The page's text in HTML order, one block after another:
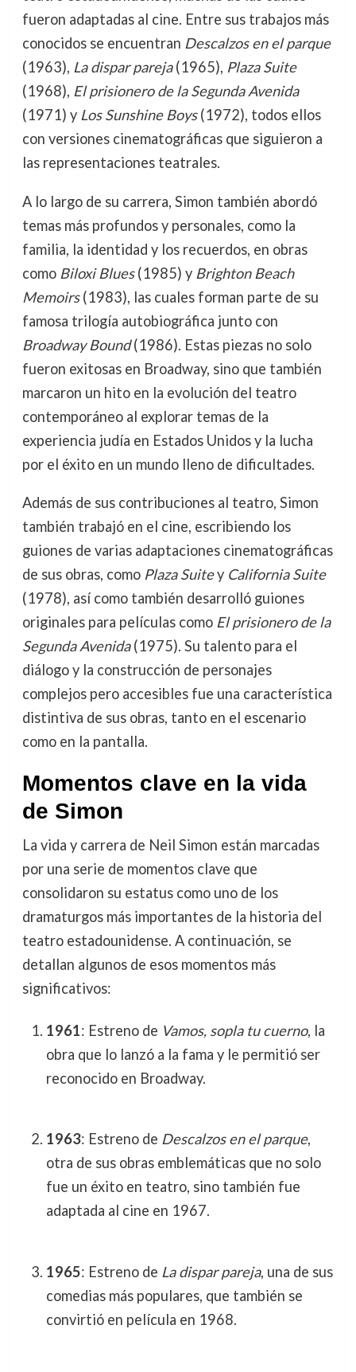
fueron adaptadas al cine. Entre sus trabajos más
conocidos se encuentran Descalzos en el parque
(1963), La dispar pareja(1965), Plaza Suite
(1968), El prisionero de la Segunda Avenida
(1971) y Los Sunshine Boys(1972), todos ellos
con versiones cinematográficas que siguieron a
las representaciones teatrales.
A lo largo de su carrera, Simon también abordó
temas más profundos y personales, como la
familia, la identidad y los recuerdos, en obras
como Biloxi Blues(1985) y Brighton Beach
Memoirs(1983), las cuales forman parte de su
famosa trilogía autobiográfica junto con
Broadway Bound(1986). Estas piezas no solo
fueron exitosas en Broadway, sino que también
marcaron un hito en la evolución del teatro
contemporáneo al explorar temas de la
experiencia judía en Estados Unidos y la lucha
por el éxito en un mundo lleno de dificultades.
Además de sus contribuciones al teatro, Simon
también trabajó en el cine, escribiendo los
guiones de varias adaptaciones cinematográficas
de sus obras, como Plaza Suitey California Suite
(1978), así como también desarrolló guiones
originales para películas como El prisionero de la
Segunda Avenida(1975). Su talento para el
diálogo y la construcción de personajes
complejos pero accesibles fue una característica
distintiva de sus obras, tanto en el escenario
como en la pantalla.
Momentos clave en la vida
de Simon
La vida y carrera de Neil Simon están marcadas
por una serie de momentos clave que
consolidaron su estatus como uno de los
dramaturgos más importantes de la historia del
teatro estadounidense. A continuación, se
detallan algunos de esos momentos más
significativos:
1961: Estreno de Vamos, sopla tu cuerno, la
obra que lo lanzó a la fama y le permitió ser
reconocido en Broadway.
1963: Estreno de Descalzos en el parque,
otra de sus obras emblemáticas que no solo
fue un éxito en teatro, sino también fue
adaptada al cine en 1967.
1965: Estreno de La dispar pareja, una de sus
comedias más populares, que también se
convirtió en película en 1968.